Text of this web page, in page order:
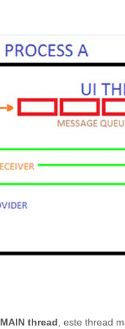
MAIN thread, este thread